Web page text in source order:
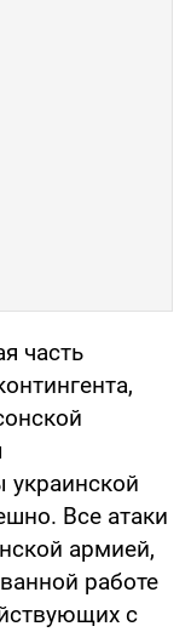
часть
украинской
Все атаки
армией,
работе
с